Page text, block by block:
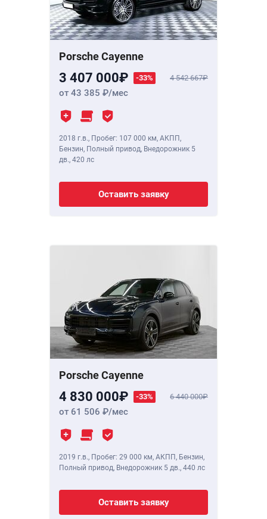
Porsche Cayenne
3 407 000 -33% 4 542 667
от 43 385 /мес
2018 г.в., Пробег: 107 000 км, АКПП,
Бензин, Полный привод, Внедорожник 5
дв., 420 лс
Оставить заявку
Porsche Cayenne
4 830 000 -33% 6 440 000
от 61 506 /мес
2019 г.в., Пробег: 29 000 км, АКПП, Бензин,
Полный привод, Внедорожник 5 дв., 440 лс
Оставить заявку